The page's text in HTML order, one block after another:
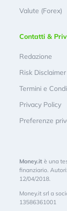
Valute (Forex)
Contatti &
Redazione
Risk Disclaimer
Termini e
Privacy Policy
Preferenze
Money.it è una
finanziario.
12/04/2018.
Money.it srl a
13586361001